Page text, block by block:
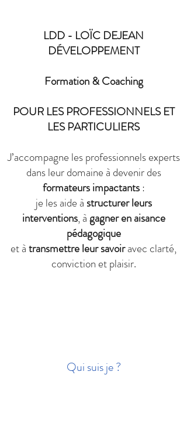
LDD - LOÏC DEJEAN
DÉVELOPPEMENT
Formation & Coaching
POUR LES PROFESSIONNELS ET
LES PARTICULIERS
J’accompagne les professionnels experts
dans leur domaine à devenir des
formateurs impactants:
je les aide à structurer leurs
interventions, àgagner en aisance
pédagogique
et àtransmettre leur savoiravec clarté,
conviction et plaisir.
Qui suis je ?